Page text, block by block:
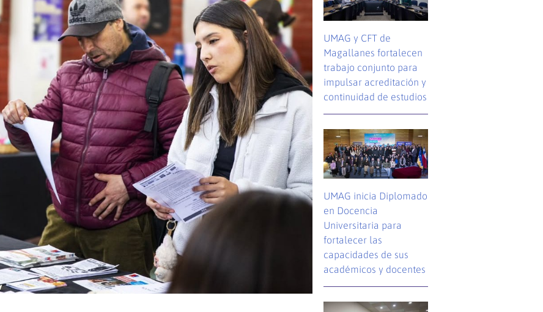
UMAG y CFT de
Magallanes fortalecen
trabajo conjunto para
impulsar acreditación y
continuidad de estudios
UMAG inicia Diplomado
en Docencia
Universitaria para
fortalecer las
capacidades de sus
académicos y docentes